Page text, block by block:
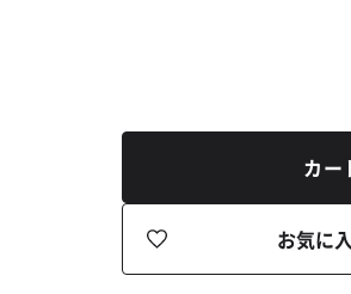
カー
お気に